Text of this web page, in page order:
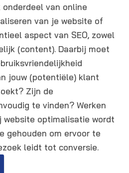
onderdeel van online
van je website of
aspect van SEO, zowel
(content). Daarbij moet
jouw (potentiële) klant
Zijn de
te vinden? Werken
optimalisatie wordt
gehouden om ervoor te
leidt tot conversie.